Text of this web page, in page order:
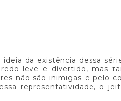
da existência dessa
leve e divertido, mas
não são inimigas e pelo
representatividade, o